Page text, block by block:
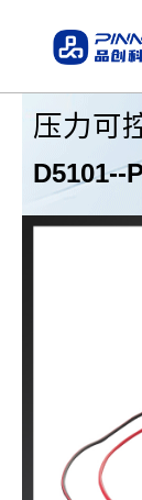
压力可
D5101--